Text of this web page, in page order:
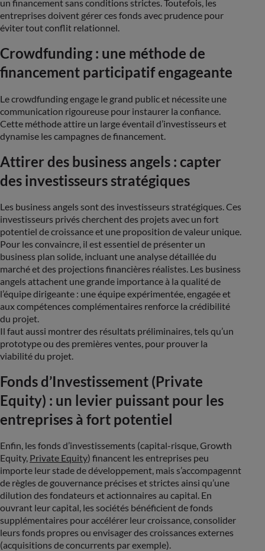
un financement sans conditions strictes. Toutefois, les
entreprises doivent gérer ces fonds avec prudence pour
éviter tout conflit relationnel.
Crowdfunding : une méthode de
financement participatif engageante
Le crowdfunding engage le grand public et nécessite une
communication rigoureuse pour instaurer la confiance.
Cette méthode attire un large éventail d’investisseurs et
dynamise les campagnes de financement.
Attirer des business angels : capter
des investisseurs stratégiques
Les business angels sont des investisseurs stratégiques. Ces
investisseurs privés cherchent des projets avec un fort
potentiel de croissance et une proposition de valeur unique.
Pour les convaincre, il est essentiel de présenter un
business plan solide, incluant une analyse détaillée du
marché et des projections financières réalistes. Les business
angels attachent une grande importance à la qualité de
l’équipe dirigeante : une équipe expérimentée, engagée et
aux compétences complémentaires renforce la crédibilité
du projet.
Il faut aussi montrer des résultats préliminaires, tels qu’un
prototype ou des premières ventes, pour prouver la
viabilité du projet.
Fonds d’Investissement (Private
Equity) : un levier puissant pour les
entreprises à fort potentiel
Enfin, les fonds d’investissements (capital-risque, Growth
Equity, Private Equity) financent les entreprises peu
importe leur stade de développement, mais s’accompagennt
de règles de gouvernance précises et strictes ainsi qu’une
dilution des fondateurs et actionnaires au capital. En
ouvrant leur capital, les sociétés bénéficient de fonds
supplémentaires pour accélérer leur croissance, consolider
leurs fonds propres ou envisager des croissances externes
(acquisitions de concurrents par exemple).